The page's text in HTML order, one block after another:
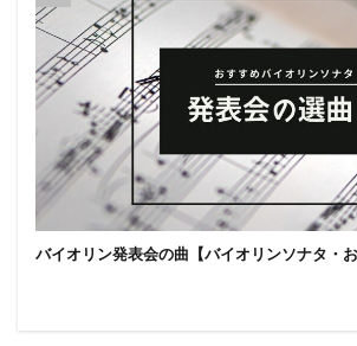
バイオリン発表会の曲【バイオリンソナタ・お